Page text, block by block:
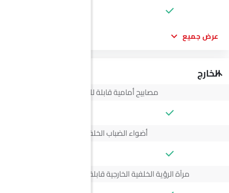
عرض جميع
الخارج
مصابيح أمامية قابلة للتعديل
أضواء الضباب الخلفية
مرآة الرؤية الخلفية الخارجية قابلة للتعديل كهربائياً